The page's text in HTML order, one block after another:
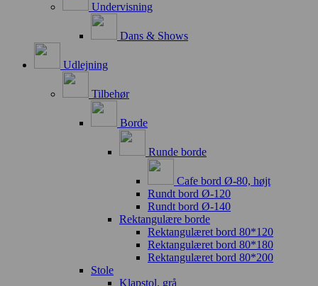
Undervisning
Dans & Shows
Udlejning
Tilbehør
Borde
Runde borde
Cafe bord Ø-80, højt
Rundt bord Ø-120
Rundt bord Ø-140
Rektangulære borde
Rektangulæret bord 80*120
Rektangulæret bord 80*180
Rektangulæret bord 80*200
Stole
Klapstol, grå